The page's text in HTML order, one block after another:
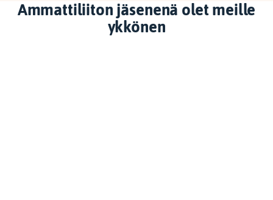
Ammattiliiton jäsenenä olet meille
ykkönen